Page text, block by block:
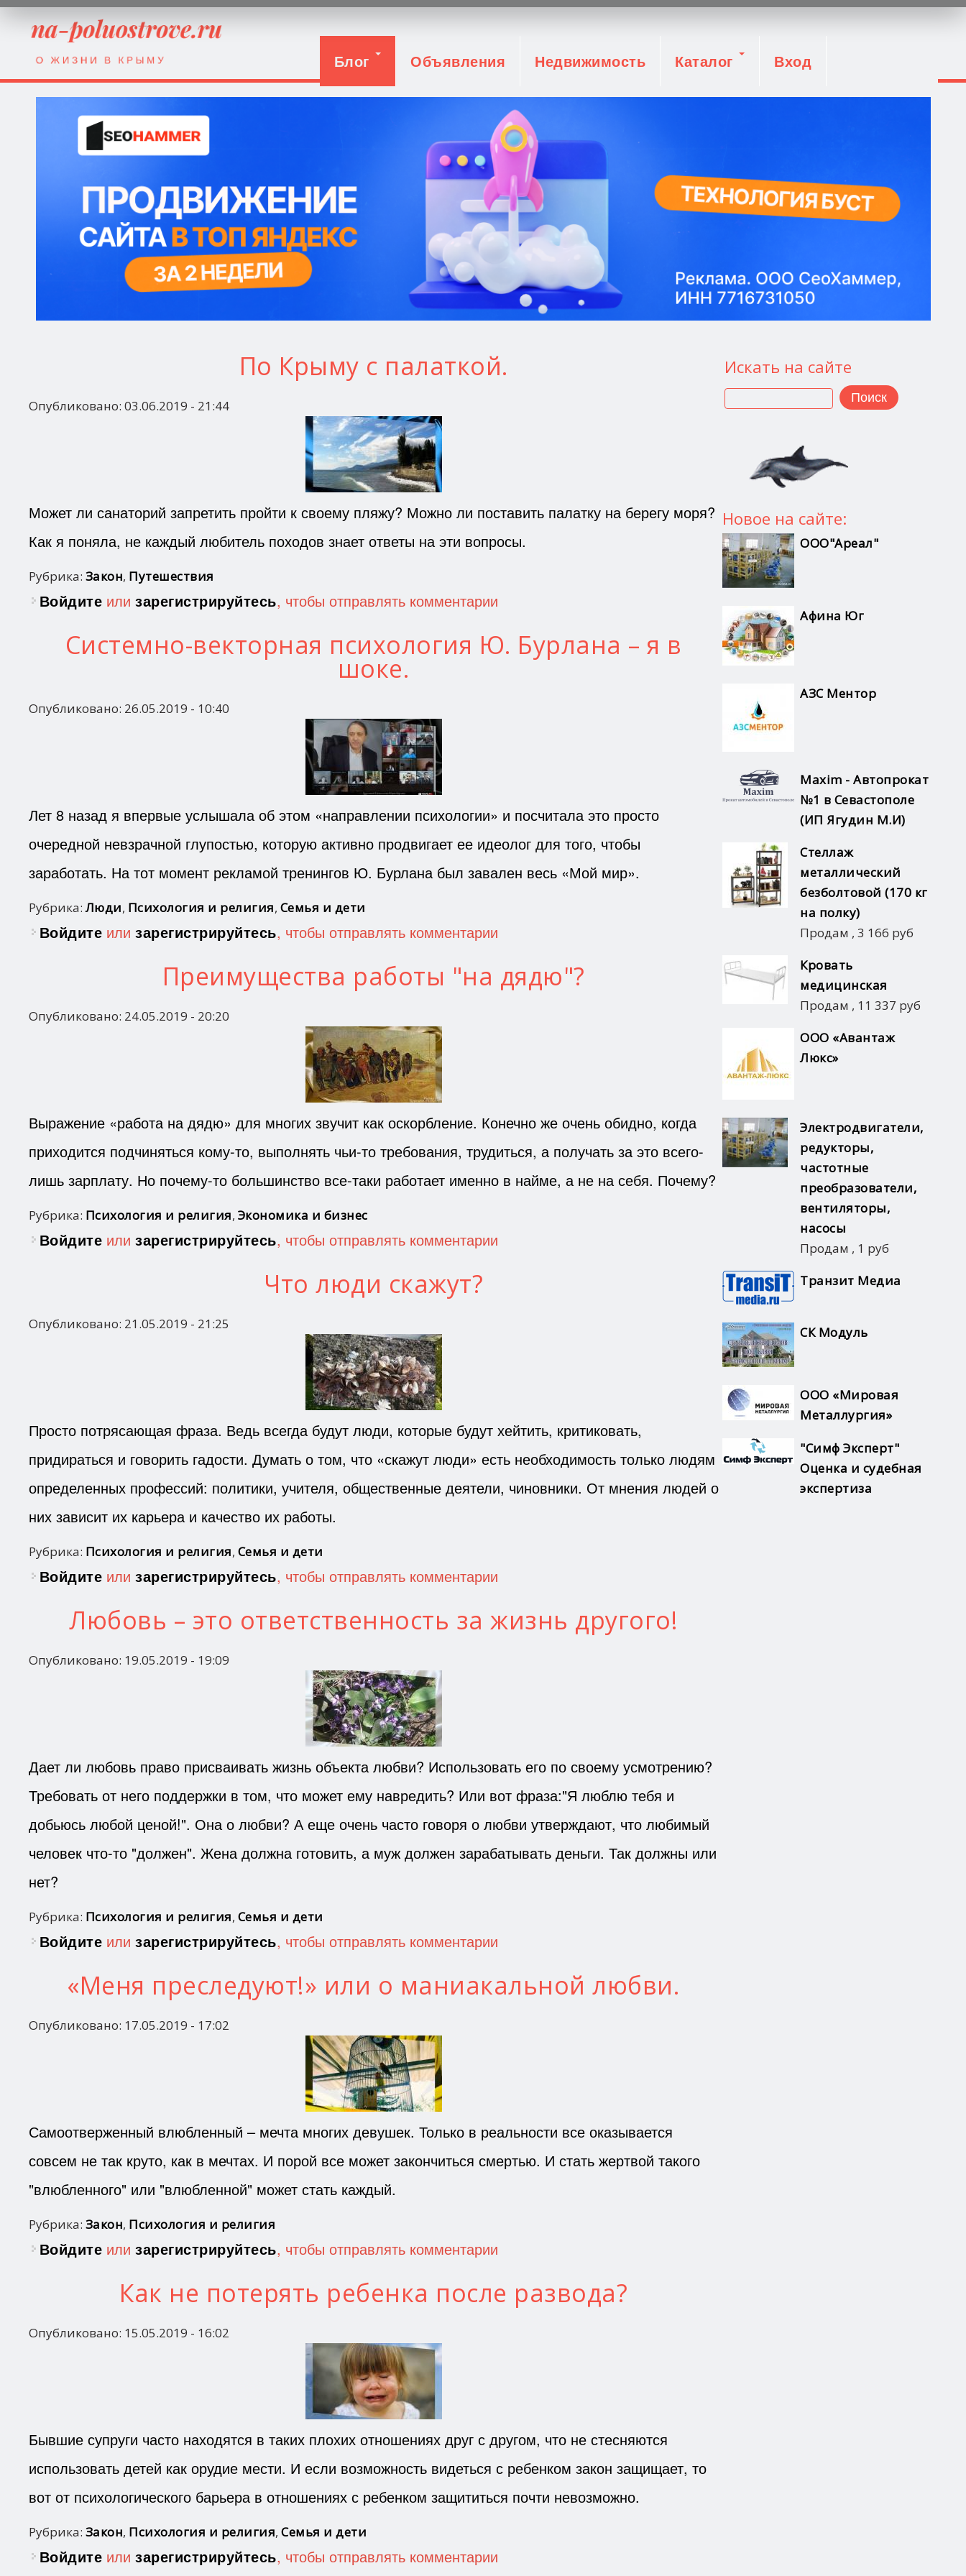
Блог Объявления Недвижимость Каталог Вход
По Крыму с палаткой.
Опубликовано: 03.06.2019 - 21:44
Может ли санаторий запретить пройти к своему пляжу? Можно ли поставить палатку на берегу моря?
Как я поняла, не каждый любитель походов знает ответы на эти вопросы.
Рубрика: Закон, Путешествия
Войдите или зарегистрируйтесь, чтобы отправлять комментарии
Системно-векторная психология Ю. Бурлана – я в
шоке.
Опубликовано: 26.05.2019 - 10:40
Лет 8 назад я впервые услышала об этом «направлении психологии» и посчитала это просто
очередной невзрачной глупостью, которую активно продвигает ее идеолог для того, чтобы
заработать. На тот момент рекламой тренингов Ю. Бурлана был завален весь «Мой мир».
Рубрика:Люди, Психология и религия, Семья и дети
Войдите или зарегистрируйтесь, чтобы отправлять комментарии
Преимущества работы "на дядю"?
Опубликовано: 24.05.2019 - 20:20
Выражение «работа на дядю» для многих звучит как оскорбление. Конечно же очень обидно, когда
приходится подчиняться кому-то, выполнять чьи-то требования, трудиться, а получать за это всего-
лишь зарплату. Но почему-то большинство все-таки работает именно в найме, а не на себя. Почему?
Рубрика: Психология и религия, Экономика и бизнес
Войдите или зарегистрируйтесь, чтобы отправлять комментарии
Что люди скажут?
Опубликовано: 21.05.2019 - 21:25
Просто потрясающая фраза. Ведь всегда будут люди, которые будут хейтить, критиковать,
придираться и говорить гадости. Думать о том, что «скажут люди» есть необходимость только людям
определенных профессий: политики, учителя, общественные деятели, чиновники. От мнения людей о
них зависит их карьера и качество их работы.
Рубрика: Психология и религия, Семья и дети
Войдите или зарегистрируйтесь, чтобы отправлять комментарии
Любовь – это ответственность за жизнь другого!
Опубликовано: 19.05.2019 - 19:09
Дает ли любовь право присваивать жизнь объекта любви? Использовать его по своему усмотрению?
Требовать от него поддержки в том, что может ему навредить? Или вот фраза:"Я люблю тебя и
добьюсь любой ценой!". Она о любви? А еще очень часто говоря о любви утверждают, что любимый
человек что-то "должен". Жена должна готовить, а муж должен зарабатывать деньги. Так должны или
нет?
Рубрика: Психология и религия, Семья и дети
Войдите или зарегистрируйтесь, чтобы отправлять комментарии
«Меня преследуют!» или о маниакальной любви.
Опубликовано: 17.05.2019 - 17:02
Самоотверженный влюбленный – мечта многих девушек. Только в реальности все оказывается
совсем не так круто, как в мечтах. И порой все может закончиться смертью. И стать жертвой такого
"влюбленного" или "влюбленной" может стать каждый.
Рубрика: Закон, Психология и религия
Войдите или зарегистрируйтесь, чтобы отправлять комментарии
Как не потерять ребенка после развода?
Опубликовано: 15.05.2019 - 16:02
Бывшие супруги часто находятся в таких плохих отношениях друг с другом, что не стесняются
использовать детей как орудие мести. И если возможность видеться с ребенком закон защищает, то
вот от психологического барьера в отношениях с ребенком защититься почти невозможно.
Рубрика: Закон, Психология и религия, Семья и дети
Войдите или зарегистрируйтесь, чтобы отправлять комментарии
Искать на сайте
Поиск
Новое на сайте:
ООО"Ареал"
Афина Юг
АЗС Ментор
Maxim - Автопрокат
№1 в Севастополе
(ИП Ягудин М.И)
Стеллаж
металлический
безболтовой (170 кг
на полку)
Продам , 3 166 руб
Кровать
медицинская
Продам , 11 337 руб
ООО «Авантаж
Люкс»
Электродвигатели,
редукторы,
частотные
преобразователи,
вентиляторы,
насосы
Продам , 1 руб
Транзит Медиа
СК Модуль
ООО «Мировая
Металлургия»
"Симф Эксперт"
Оценка и судебная
экспертиза